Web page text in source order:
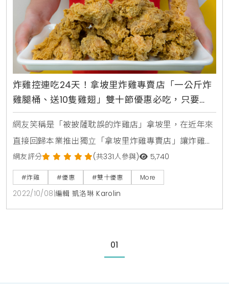
炸雞控連吃24天！拿坡里炸雞專賣店「一公斤炸
雞腿桶、送10隻雞翅」雙十節優惠必吃，只要
349元超高CP值吃到10/31
網友笑稱是「被披薩耽誤的炸雞店」拿坡里，在近年來
直接回歸本業推出獨立「拿坡里炸雞專賣店」讓炸雞控
陷入瘋狂。為了歡慶雙十國慶日到來，強勢推出重量級
優惠，只要買一公斤炸雞腿桶、就送10隻雞翅，讓炸雞
控不再嫌份量太少、不夠吃。一年一度的雙十節推出
「買一送十」限時優惠，一整桶重達一公斤的炸雞腿
的滋味，是炸雞腿控的最愛，這次只要買期間限定「一
網友評分 (共331人參與) 5,740
#炸雞 #優惠 #雙十優惠 More
2022/10/08 編輯 凱洛琳 Karolin
01